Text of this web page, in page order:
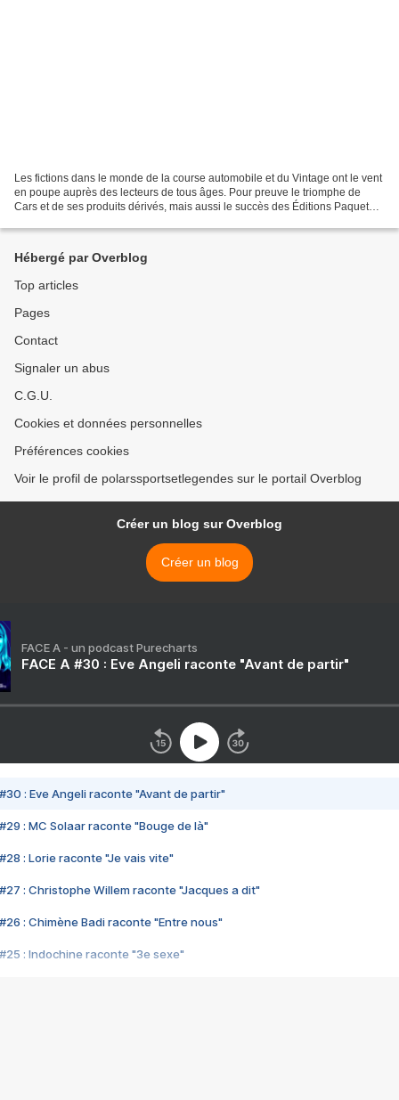
Les fictions dans le monde de la course automobile et du Vintage ont le vent
en poupe auprès des lecteurs de tous âges. Pour preuve le triomphe de
Cars et de ses produits dérivés, mais aussi le succès des Éditions Paquet
Hébergé par Overblog
Top articles
Pages
Contact
Signaler un abus
C.G.U.
Cookies et données personnelles
Préférences cookies
Voir le profil de polarssportsetlegendes sur le portail Overblog
Créer un blog sur Overblog
Créer un blog
FACE A - un podcast Purecharts
FACE A #30 : Eve Angeli raconte "Avant de partir"
#30 : Eve Angeli raconte "Avant de partir"
#29 : MC Solaar raconte "Bouge de là"
#28 : Lorie raconte "Je vais vite"
#27 : Christophe Willem raconte "Jacques a dit"
#26 : Chimène Badi raconte "Entre nous"
#25 : Indochine raconte "3e sexe"